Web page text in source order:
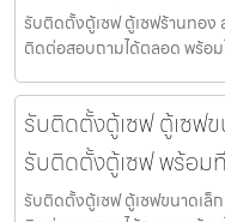
รับติดตั้งตู้เซฟ ตู้เซฟร้านทอง
ติดต่อสอบถามได้ตลอด พร้อ
รับติดตั้งตู้เซฟ ตู้เซฟ
รับติดตั้งตู้เซฟ พร้อม
รับติดตั้งตู้เซฟ ตู้เซฟขนาดเล็